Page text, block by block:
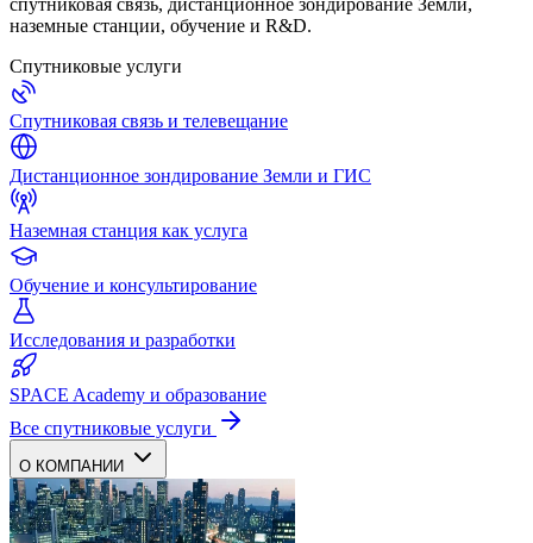
спутниковая связь, дистанционное зондирование Земли,
наземные станции, обучение и R&D.
Спутниковые услуги
Спутниковая связь и телевещание
Дистанционное зондирование Земли и ГИС
Наземная станция как услуга
Обучение и консультирование
Исследования и разработки
SPACE Academy и образование
Все спутниковые услуги
О КОМПАНИИ